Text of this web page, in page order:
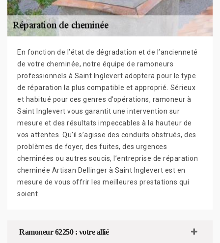
En fonction de l’état de dégradation et de l’ancienneté
de votre cheminée, notre équipe de ramoneurs
professionnels à Saint Inglevert adoptera pour le type
de réparation la plus compatible et approprié. Sérieux
et habitué pour ces genres d’opérations, ramoneur à
Saint Inglevert vous garantit une intervention sur
mesure et des résultats impeccables à la hauteur de
vos attentes. Qu’il s’agisse des conduits obstrués, des
problèmes de foyer, des fuites, des urgences
cheminées ou autres soucis, l’entreprise de réparation
cheminée Artisan Dellinger à Saint Inglevert est en
mesure de vous offrir les meilleures prestations qui
soient.
Ramoneur 62250 : votre allié